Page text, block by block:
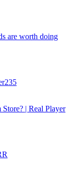
are worth doing
| Real Player